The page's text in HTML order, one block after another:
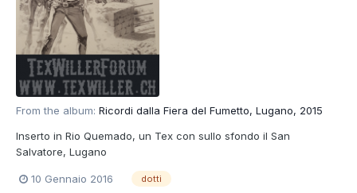
From the album: Ricordi dalla Fiera del Fumetto, Lugano, 2015
Inserto in Rio Quemado, un Tex con sullo sfondo il San
Salvatore, Lugano
10 Gennaio 2016 dotti